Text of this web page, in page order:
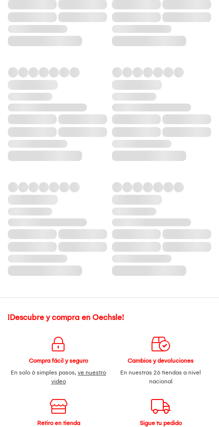
¡Descubre y compra en Oechsle!
Compra fácil y seguro
En solo 6 simples pasos, ve nuestro
video
Cambios y devoluciones
En nuestras 26 tiendas a nivel
nacional
Retiro en tienda
Sigue tu pedido